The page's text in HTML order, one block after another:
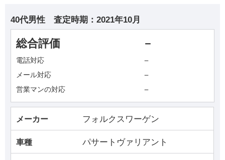
40代男性 査定時期： 2021年10月
総合評価 －
電話対応 －
メール対応 －
営業マンの対応 －
メーカー フォルクスワーゲン
車種 パサートヴァリアント